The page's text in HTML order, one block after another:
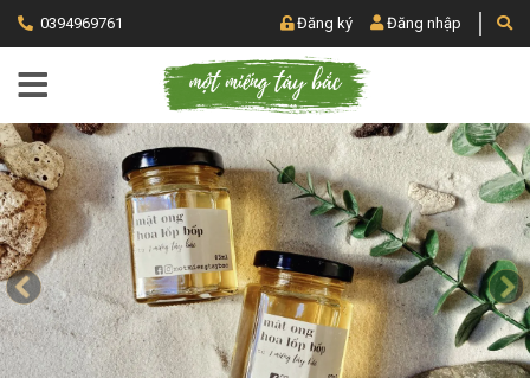
0394969761 Đăng ký Đăng nhập